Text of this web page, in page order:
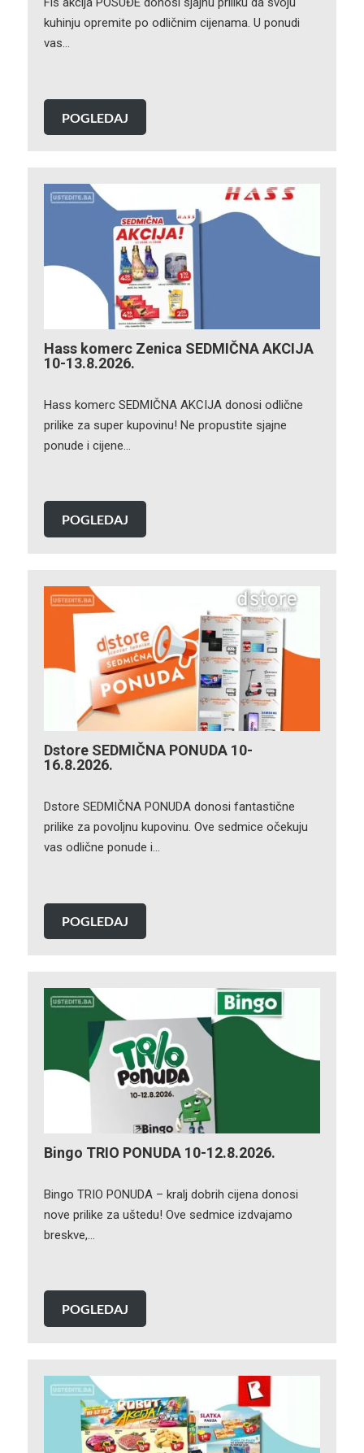
kuhinju opremite po odličnim cijenama. U ponudi
vas…
POGLEDAJ
Hass komerc Zenica SEDMIČNA AKCIJA
10-13.8.2026.
Hass komerc SEDMIČNA AKCIJA donosi odlične
prilike za super kupovinu! Ne propustite sjajne
ponude i cijene…
POGLEDAJ
Dstore SEDMIČNA PONUDA 10-
16.8.2026.
Dstore SEDMIČNA PONUDA donosi fantastične
prilike za povoljnu kupovinu. Ove sedmice očekuju
vas odlične ponude i…
POGLEDAJ
Bingo TRIO PONUDA 10-12.8.2026.
Bingo TRIO PONUDA – kralj dobrih cijena donosi
nove prilike za uštedu! Ove sedmice izdvajamo
breskve,…
POGLEDAJ